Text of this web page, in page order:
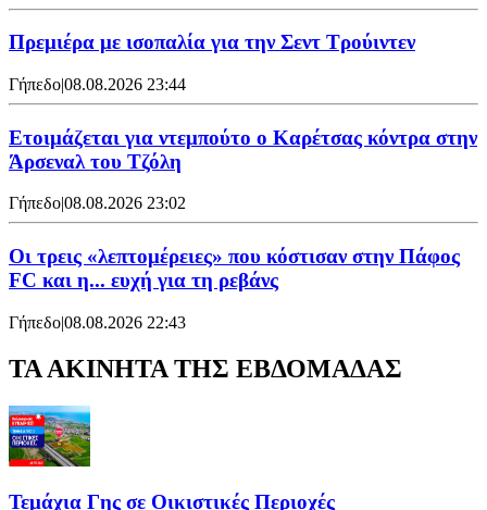
Πρεμιέρα με ισοπαλία για την Σεντ Τρούιντεν
Γήπεδο|08.08.2026 23:44
Ετοιμάζεται για ντεμπούτο ο Καρέτσας κόντρα στην
Άρσεναλ του Τζόλη
Γήπεδο|08.08.2026 23:02
Οι τρεις «λεπτομέρειες» που κόστισαν στην Πάφος
FC και η... ευχή για τη ρεβάνς
Γήπεδο|08.08.2026 22:43
ΤΑ ΑΚΙΝΗΤΑ ΤΗΣ ΕΒΔΟΜΑΔΑΣ
Τεμάχια Γης σε Οικιστικές Περιοχές